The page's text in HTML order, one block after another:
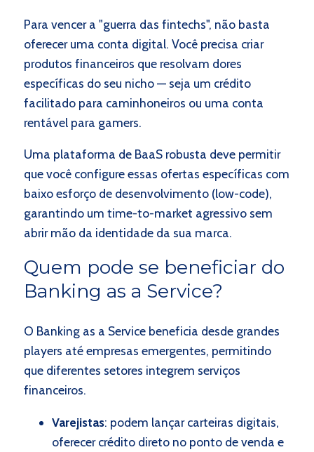
Para vencer a "guerra das fintechs", não basta
oferecer uma conta digital. Você precisa criar
produtos financeiros que resolvam dores
específicas do seu nicho — seja um crédito
facilitado para caminhoneiros ou uma conta
rentável para gamers.
Uma plataforma de BaaS robusta deve permitir
que você configure essas ofertas específicas com
baixo esforço de desenvolvimento (low-code),
garantindo um time-to-market agressivo sem
abrir mão da identidade da sua marca.
Quem pode se beneficiar do
Banking as a Service?
O Banking as a Service beneficia desde grandes
players até empresas emergentes, permitindo
que diferentes setores integrem serviços
financeiros.
Varejistas: podem lançar carteiras digitais,
oferecer crédito direto no ponto de venda e